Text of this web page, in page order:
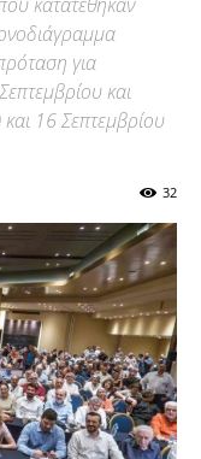
για
και
16 Σεπτεμβρίου
32